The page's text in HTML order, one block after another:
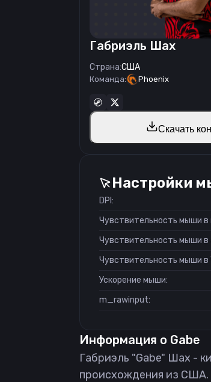
Габриэль Шах
Страна:США
Команда: Phoenix
Скачать
Настройки
DPI:
Чувствительность мыши в
Чувствительность мыши в
Чувствительность мыши в
Ускорение мыши:
m_rawinput:
Информация о Gabe
Габриэль "Gabe" Шах -
происхождения из США.